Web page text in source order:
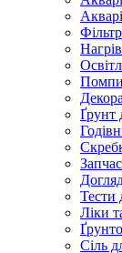
Помпи
Ґрунт
Тести
Ліки
Сіль